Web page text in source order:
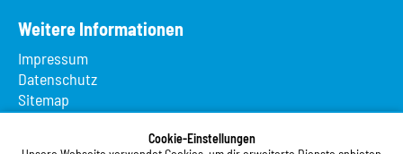
Cookie-Einstellungen
Weitere Informationen
Impressum
Datenschutz
Sitemap
Suche